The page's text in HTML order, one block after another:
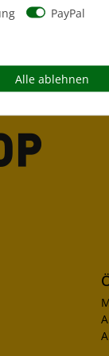
PayPal
Alle ablehnen